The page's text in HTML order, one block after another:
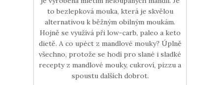
to bezlepková mouka, která je skvělou
alternativou k běžným obilným moukám.
Hojně se využívá při low-carb, paleo a keto
dietě. A co upéct z mandlové mouky? Úplně
všechno, protože se hodí pro slané i sladké
recepty z mandlové mouky, cukroví, pizzu a
spoustu dalších dobrot.